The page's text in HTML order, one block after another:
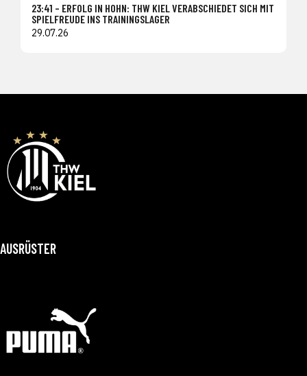
23:41 – ERFOLG IN HOHN: THW KIEL VERABSCHIEDET SICH MIT
SPIELFREUDE INS TRAININGSLAGER
29.07.26
AUSRÜSTER